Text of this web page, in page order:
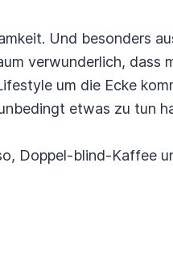
Und besonders
verwunderlich, dass
um die Ecke
etwas zu tun
Doppel-blind-Kaffee